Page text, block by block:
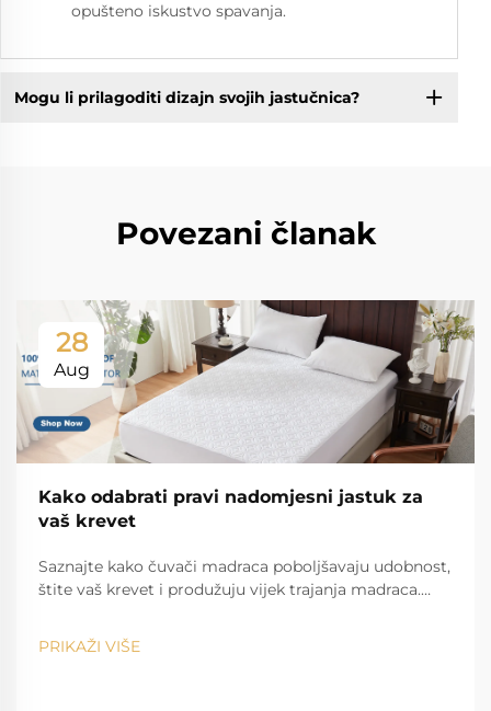
opušteno iskustvo spavanja.
Mogu li prilagoditi dizajn svojih jastučnica?
Povezani članak
28
Aug
Kako odabrati pravi nadomjesni jastuk za
vaš krevet
Saznajte kako čuvači madraca poboljšavaju udobnost,
štite vaš krevet i produžuju vijek trajanja madraca.
hipoalergenske modele. Pronađite savršen fit već
danas.
PRIKAŽI VIŠE